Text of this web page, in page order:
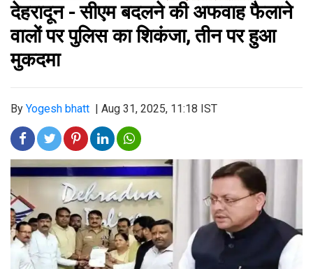
देहरादून - सीएम बदलने की अफवाह फैलाने
वालों पर पुलिस का शिकंजा, तीन पर हुआ
मुकदमा
By Yogesh bhatt Aug 31, 2025, 11:18 IST